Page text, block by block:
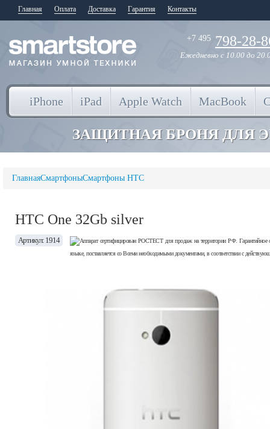
Главная Оплата Доставка Гарантия Контакты
+7 495 798-28-
Ежедневно с 10.00 до
iPhone iPad Apple Watch MacBook
ЗАЩИТНАЯ БРОНЯ ДЛЯ
ГлавнаяСмартфоныСмартфоны HTC
HTC One 32Gb silver
Артикул: 1914
Аппарат сертифицирован РОСТЕСТ для продаж на территории РФ. Гарантийное
языке, поставляется со Всеми необходимыми документами, в соответствии с